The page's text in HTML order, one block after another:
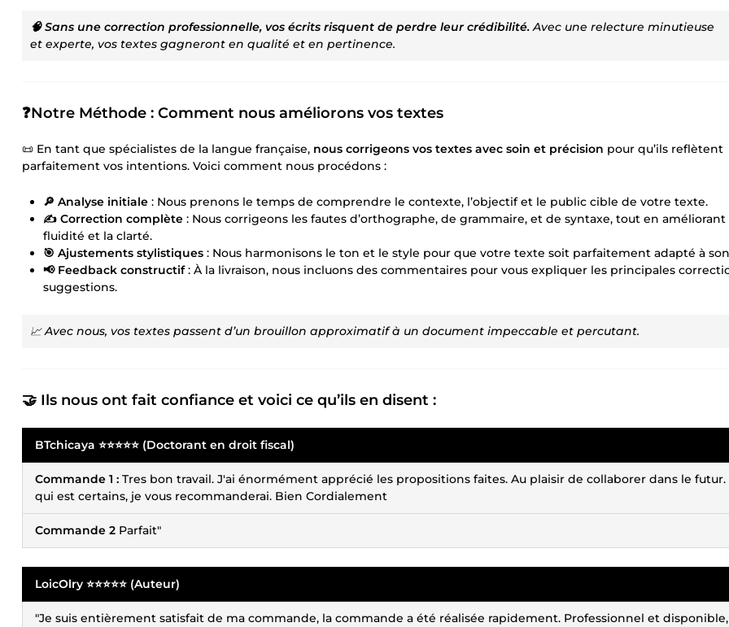
🧠 Sans une correction professionnelle, vos écrits risquent de perdre leur crédibilité.Avec une relecture minutieuse
et experte, vos textes gagneront en qualité et en pertinence.
❓Notre Méthode : Comment nous améliorons vos textes
📜 En tant que spécialistes de la langue française, nous corrigeons vos textes avec soin et précision pour qu’ils reflètent
parfaitement vos intentions. Voici comment nous procédons :
🔎 Analyse initiale : Nous prenons le temps de comprendre le contexte, l’objectif et le public cible de votre texte.
✍️ Correction complète : Nous corrigeons les fautes d’orthographe, de grammaire, et de syntaxe, tout en améliorant
fluidité et la clarté.
🎯 Ajustements stylistiques : Nous harmonisons le ton et le style pour que votre texte soit parfaitement adapté à
📢 Feedback constructif: À la livraison, nous incluons des commentaires pour vous expliquer les principales
suggestions.
📈 Avec nous, vos textes passent d’un brouillon approximatif à un document impeccable et percutant.
🤝 Ils nous ont fait confiance et voici ce qu’ils en disent :
BTchicaya ⭐⭐⭐⭐⭐ (Doctorant en droit fiscal)
Commande 1 : Tres bon travail. J'ai énormément apprécié les propositions faites. Au plaisir de collaborer dans le futur.
qui est certains, je vous recommanderai. Bien Cordialement
Commande 2 Parfait"
LoicOlry ⭐⭐⭐⭐⭐ (Auteur)
"Je suis entièrement satisfait de ma commande, la commande a été réalisée rapidement. Professionnel et